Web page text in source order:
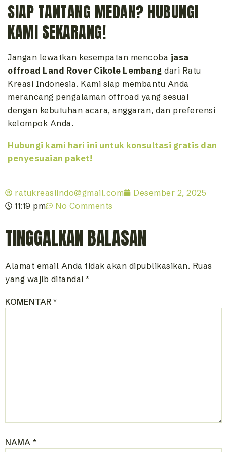
SIAP TANTANG MEDAN? HUBUNGI
KAMI SEKARANG!
Jangan lewatkan kesempatan mencoba jasa
offroad Land Rover Cikole Lembang dari Ratu
Kreasi Indonesia. Kami siap membantu Anda
merancang pengalaman offroad yang sesuai
dengan kebutuhan acara, anggaran, dan preferensi
kelompok Anda.
Hubungi kami hari ini untuk konsultasi gratis dan
penyesuaian paket!
ratukreasiindo@gmail.com
Desember 2, 2025
11:19 pm
No Comments
TINGGALKAN BALASAN
Alamat email Anda tidak akan dipublikasikan. Ruas
yang wajib ditandai *
KOMENTAR*
NAMA *